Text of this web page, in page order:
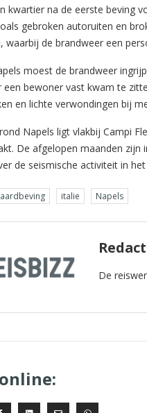
kwartier na de eerste beving
gebroken autoruiten en
waarbij de brandweer een
moest de brandweer
een bewoner vast kwam te
en lichte verwondingen bij
Napels ligt vlakbij Campi
De afgelopen maanden zijn
de seismische activiteit in
aardbeving italie Napels
De